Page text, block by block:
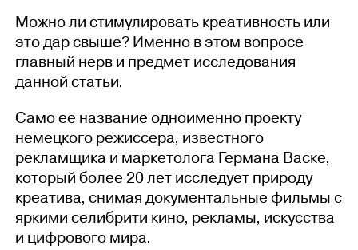
Можно ли стимулировать креативность или
это дар свыше? Именно в этом вопросе
главный нерв и предмет исследования
данной статьи.
Само ее название одноименно проекту
немецкого режиссера, известного
рекламщика и маркетолога Германа Васке,
который более 20 лет исследует природу
креатива, снимая документальные фильмы с
яркими селибрити кино, рекламы, искусства
и цифрового мира.